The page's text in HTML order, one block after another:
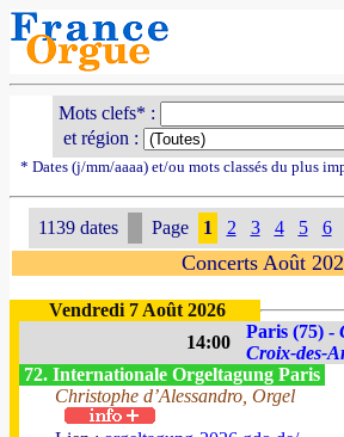
Mots clefs* :
et région :
* Dates (j/mm/aaaa) et/ou mots classés du plus
1139 dates Page 1 2 3 4 5 6
Concerts Août
Vendredi 7 Août 2026
14:00
Paris (75) -
Croix-des-
72. Internationale Orgeltagung Paris
Christophe d’Alessandro, Orgel